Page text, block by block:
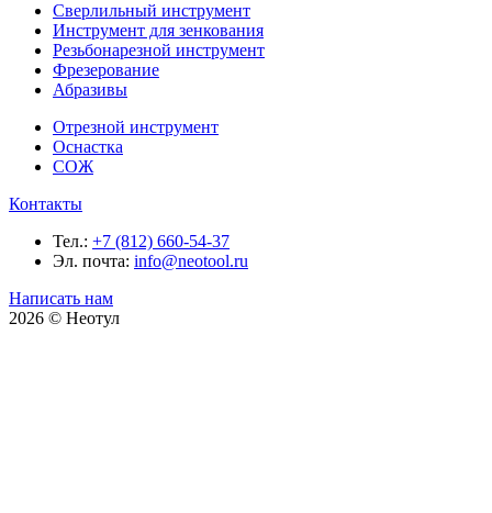
Сверлильный инструмент
Инструмент для зенкования
Резьбонарезной инструмент
Фрезерование
Абразивы
Отрезной инструмент
Оснастка
СОЖ
Контакты
Тел.: +7 (812) 660-54-37
Эл. почта: info@neotool.ru
Написать нам
2026 © Неотул